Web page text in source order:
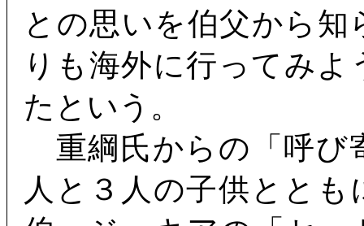
との思いを伯父から
りも海外に行ってみ
たという。
重綱氏からの「呼び
人と３人の子供とと